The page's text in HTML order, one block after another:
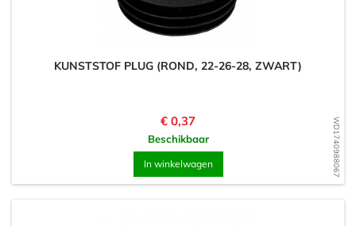
WD1740988067
KUNSTSTOF PLUG (ROND, 22-26-28, ZWART)
Prijs
€ 0,37
Beschikbaar
In winkelwagen